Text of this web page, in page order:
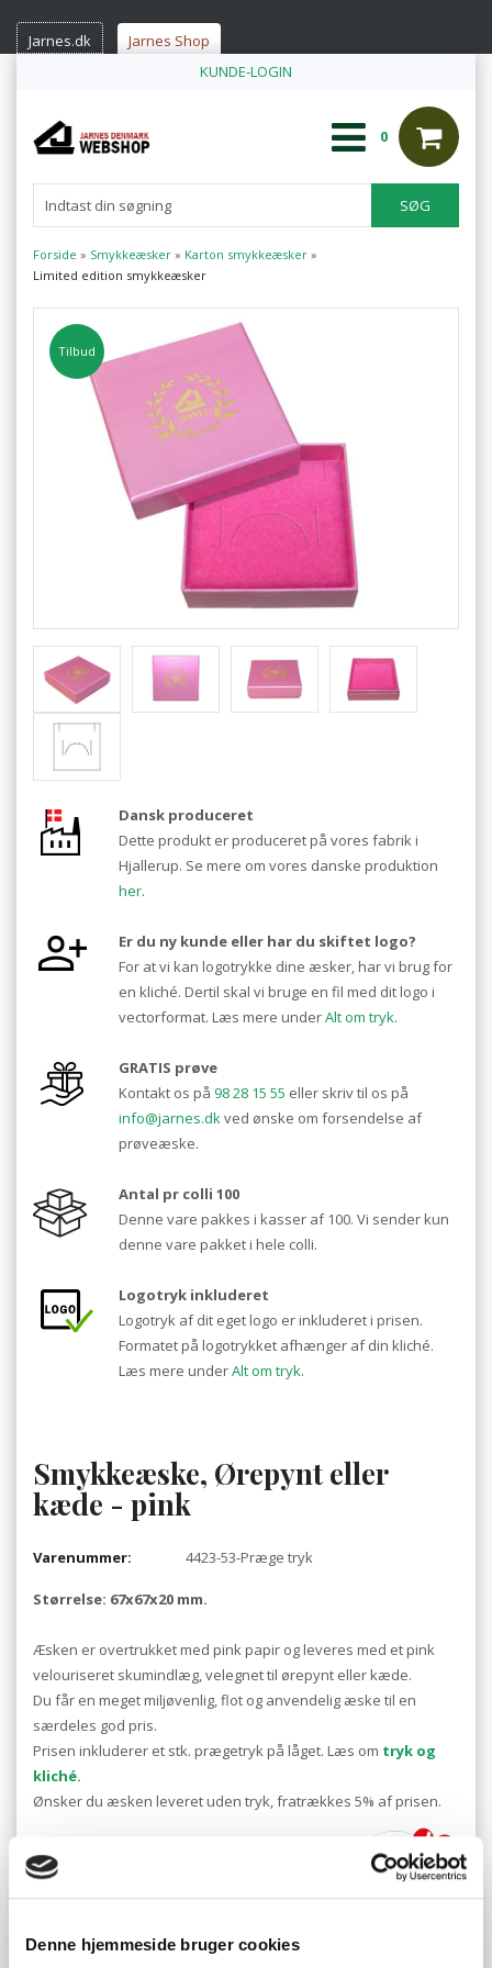
Denne hjemmeside bruger cookies
Jarnes.dk
Jarnes Shop
KUNDE-LOGIN
0
Forside » Smykkeæsker » Karton smykkeæsker »
Limited edition smykkeæsker
Tilbud
Dansk produceret
Dette produkt er produceret på vores fabrik i
Hjallerup. Se mere om vores danske produktion
her.
Er du ny kunde eller har du skiftet logo?
For at vi kan logotrykke dine æsker, har vi brug for
en kliché. Dertil skal vi bruge en fil med dit logo i
vectorformat. Læs mere underAlt om tryk.
GRATIS prøve
Kontakt os på 98 28 15 55 eller skriv til os på
info@jarnes.dk ved ønske om forsendelse af
prøveæske.
Antal pr colli 100
Denne vare pakkes i kasser af 100. Vi sender kun
denne vare pakket i hele colli.
Logotryk inkluderet
Logotryk af dit eget logo er inkluderet i prisen.
Formatet på logotrykket afhænger af din kliché.
Læs mere underAlt om tryk.
Smykkeæske, Ørepynt eller
kæde - pink
Varenummer: 4423-53-Præge tryk
Størrelse: 67x67x20 mm.
Æsken er overtrukket med pink papir og leveres med et pink
velouriseret skumindlæg, velegnet til ørepynt eller kæde.
Du får en meget miljøvenlig, flot og anvendelig æske til en
særdeles god pris.
Prisen inkluderer et stk. prægetryk på låget. Læs om tryk og
kliché.
Ønsker du æsken leveret uden tryk, fratrækkes 5% af prisen.